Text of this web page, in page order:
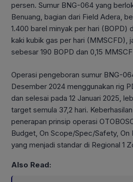
persen. Sumur BNG-064 yang
Benuang, bagian dari Field Adera,
1.400 barel minyak per hari (BOPD)
kaki kubik gas per hari (MMSCFD),
sebesar 190 BOPD dan 0,15
Operasi pengeboran sumur BNG-
Desember 2024 menggunakan rig
dan selesai pada 12 Januari 2025,
target semula 37,2 hari.
penerapan prinsip operasi
Budget, On Scope/Spec/Safety, On
yang menjadi standar di Regional 1
Also Read: